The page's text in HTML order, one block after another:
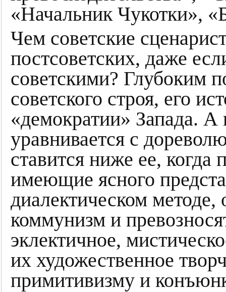
«Начальник Чукотки»,
Чем советские
постсоветских, даже
советскими? Глубоким
советского строя, его
«демократии» Запада. А
уравнивается с
ставится ниже ее,
имеющие ясного
диалектическом
коммунизм и
эклектичное,
их художественное
примитивизму и